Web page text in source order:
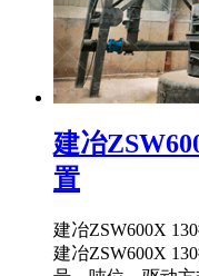
建冶
置
建冶ZSW600X
建冶ZSW600X